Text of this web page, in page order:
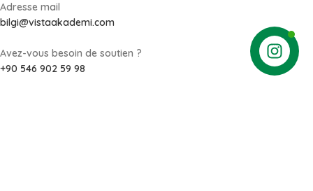
Adresse mail
bilgi@vistaakademi.com
Avez-vous besoin de soutien ?
+90 546 902 59 98